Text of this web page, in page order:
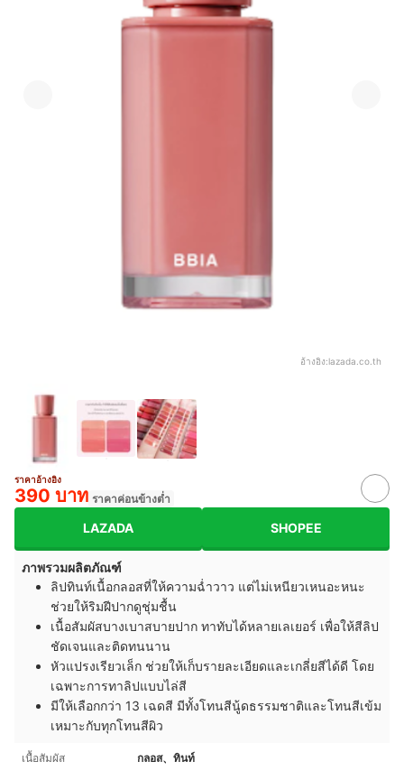
อ้างอิง:lazada.co.th
ราคาอ้างอิง
390 บาท ราคาค่อนข้างต่ำ
LAZADA SHOPEE
ภาพรวมผลิตภัณฑ์
ลิปทินท์เนื้อกลอสที่ให้ความฉ่ำวาว แต่ไม่เหนียวเหนอะหนะ
ช่วยให้ริมฝีปากดูชุ่มชื้น
เนื้อสัมผัสบางเบาสบายปาก ทาทับได้หลายเลเยอร์ เพื่อให้สีลิป
ชัดเจนและติดทนนาน
หัวแปรงเรียวเล็ก ช่วยให้เก็บรายละเอียดและเกลี่ยสีได้ดี โดย
เฉพาะการทาลิปแบบไล่สี
มีให้เลือกกว่า 13 เฉดสี มีทั้งโทนสีนู้ดธรรมชาติและโทนสีเข้ม
เหมาะกับทุกโทนสีผิว
เนื้อสัมผัส กลอส、ทินท์